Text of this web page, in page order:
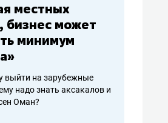
местных
бизнес может
минимум
выйти на зарубежные
надо знать аксакалов и
Оман?